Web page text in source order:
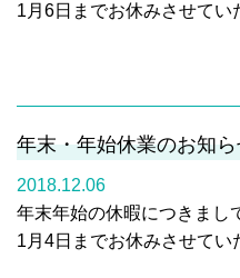
1月6日までお休みさせてい
年末・年始休業のお知
2018.12.06
年末年始の休暇につきまし
1月4日までお休みさせてい